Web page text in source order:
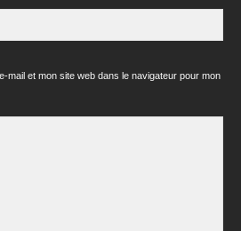
fond d'écran extraordinaire de tortue
reptilienne exotique à votre
herpétologie, les amateurs d'animaux
de la nature à la recherche
les propriétaires d'animaleries